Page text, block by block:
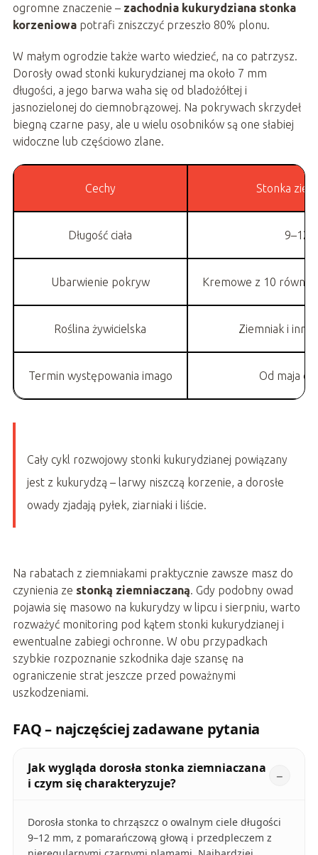
ogromne znaczenie – zachodnia kukurydziana stonka
korzeniowapotrafi zniszczyć przeszło 80% plonu.
W małym ogrodzie także warto wiedzieć, na co patrzysz.
Dorosły owad stonki kukurydzianej ma około 7 mm
długości, a jego barwa waha się od bladożółtej i
jasnozielonej do ciemnobrązowej. Na pokrywach skrzydeł
biegną czarne pasy, ale u wielu osobników są one słabiej
widoczne lub częściowo zlane.
Cechy Stonka
Długość ciała 9–12
Ubarwienie pokryw Kremowe z 10
Roślina żywicielska Ziemniak i inne
Termin występowania imago Od maja
Cały cykl rozwojowy stonki kukurydzianej powiązany
jest z kukurydzą – larwy niszczą korzenie, a dorosłe
owady zjadają pyłek, ziarniaki i liście.
Na rabatach z ziemniakami praktycznie zawsze masz do
czynienia ze stonką ziemniaczaną. Gdy podobny owad
pojawia się masowo na kukurydzy w lipcu i sierpniu, warto
rozważyć monitoring pod kątem stonki kukurydzianej i
ewentualne zabiegi ochronne. W obu przypadkach
szybkie rozpoznanie szkodnika daje szansę na
ograniczenie strat jeszcze przed poważnymi
uszkodzeniami.
FAQ – najczęściej zadawane pytania
Jak wygląda dorosła stonka ziemniaczana
i czym się charakteryzuje?
Dorosła stonka to chrząszcz o owalnym ciele długości
9–12 mm, z pomarańczową głową i przedpleczem z